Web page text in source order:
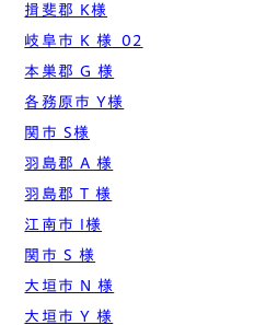
揖斐郡 K様
岐阜市 K 様_02
本巣郡 G 様
各務原市 Y様
関市 S様
羽島郡 A 様
羽島郡 T 様
江南市 I様
関市 S 様
大垣市 N 様
大垣市 Y 様